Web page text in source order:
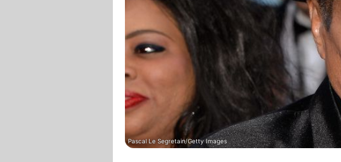
Pascal Le Segretain/Getty Images